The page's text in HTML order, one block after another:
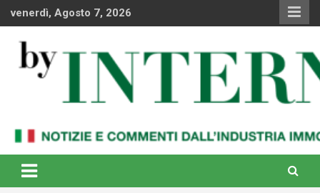
venerdì, Agosto 7, 2026
By Internews
internazionale